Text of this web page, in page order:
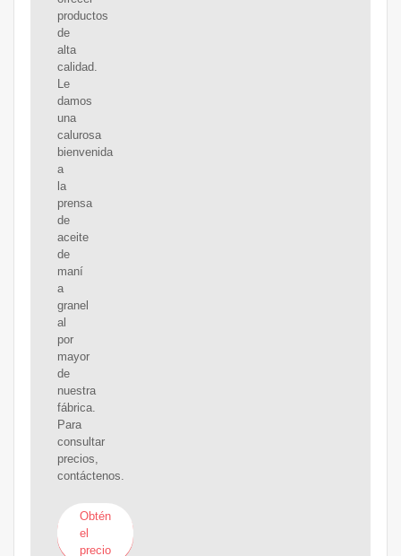
productos
de
alta
calidad.
Le
damos
una
calurosa
bienvenida
a
la
prensa
de
aceite
de
maní
a
granel
al
por
mayor
de
nuestra
fábrica.
Para
consultar
precios,
contáctenos.
Obtén
el
precio